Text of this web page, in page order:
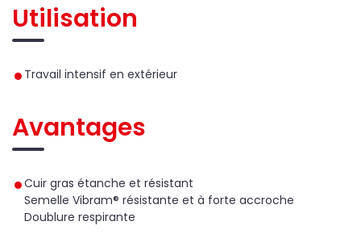
Utilisation
Travail intensif en extérieur
Avantages
Cuir gras étanche et résistant
Semelle Vibram® résistante et à forte accroche
Doublure respirante